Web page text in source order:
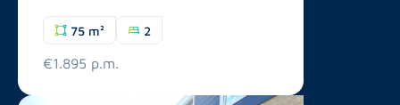
75 m² 2
€1.895 p.m.